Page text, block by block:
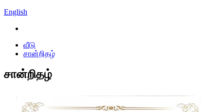
English
வீடு
சான்றிதழ்
சான்றிதழ்